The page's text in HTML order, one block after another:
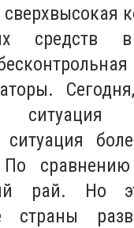
средств
ситуация
По
рай. Но
страны